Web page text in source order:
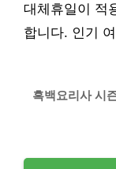
대체휴일이 적
합니다. 인기
흑백요리사 시